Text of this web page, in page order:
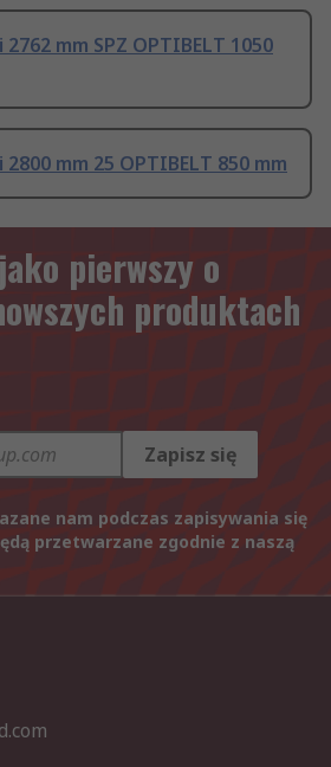
mm SPZ OPTIBELT 1050
mm 25 OPTIBELT 850 mm
pierwszy o
produktach
Zapisz się
nam podczas zapisywania się
przetwarzane zgodnie z naszą